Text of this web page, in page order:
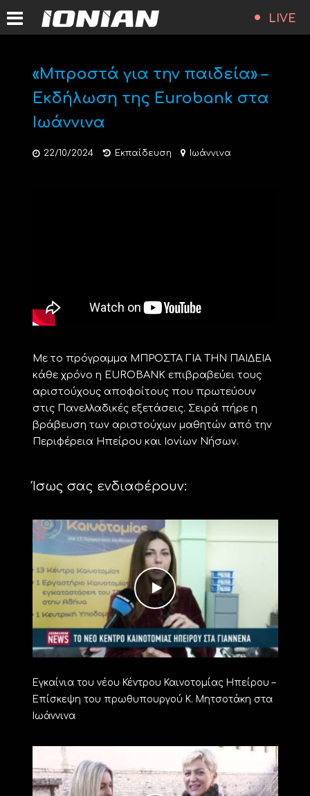
LIVE
«Μπροστά για την παιδεία» –
Εκδήλωση της Eurobank στα
Ιωάννινα
22/10/2024 Εκπαίδευση Ιωάννινα
Με το πρόγραμμα ΜΠΡΟΣΤΑ ΓΙΑ ΤΗΝ ΠΑΙΔΕΙΑ
κάθε χρόνο η EUROBANK επιβραβεύει τους
αριστούχους αποφοίτους που πρωτεύουν
στις Πανελλαδικές εξετάσεις. Σειρά πήρε η
βράβευση των αριστούχων μαθητών από την
Περιφέρεια Ηπείρου και Ιονίων Νήσων.
Ίσως σας ενδιαφέρουν:
Εγκαίνια του νέου Κέντρου Καινοτομίας Ηπείρου –
Επίσκεψη του πρωθυπουργού Κ. Μητσοτάκη στα
Ιωάννινα